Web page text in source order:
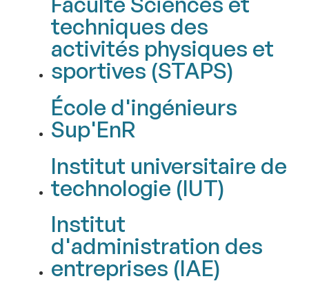
techniques des
activités physiques et
sportives (STAPS)
École d'ingénieurs
Sup'EnR
Institut universitaire de
technologie (IUT)
Institut
d'administration des
entreprises (IAE)